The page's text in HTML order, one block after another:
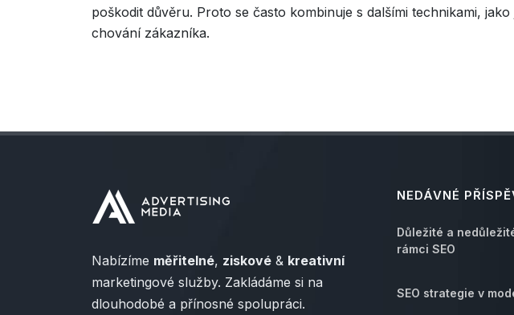
poškodit důvěru. Proto se často kombinuje s dalšími technikami,
chování zákazníka.
Nabízíme měřitelné, ziskové & kreativní
marketingové služby. Zakládáme si na
dlouhodobé a přínosné spolupráci.
NEDÁVNÉ
Důležité a
rámci SEO
SEO strategie v